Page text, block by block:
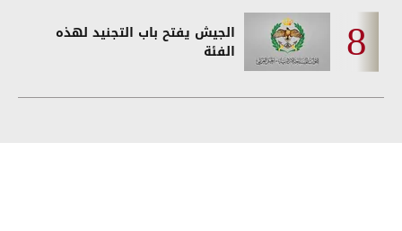
الجيش يفتح باب التجنيد لهذه
الفئة